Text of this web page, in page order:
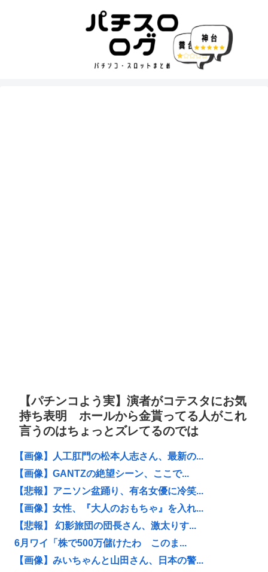
【パチンコよう実】演者がコテスタにお気
持ち表明 ホールから金貰ってる人がこれ
言うのはちょっとズレてるのでは
【画像】人工肛門の松本人志さん、最新の...
【画像】GANTZの絶望シーン、ここで...
【悲報】アニソン盆踊り、有名女優に冷笑...
【画像】女性、『大人のおもちゃ』を入れ...
【悲報】 幻影旅団の団長さん、激太りす...
6月ワイ「株で500万儲けたわ このま...
【画像】みいちゃんと山田さん、日本の警...